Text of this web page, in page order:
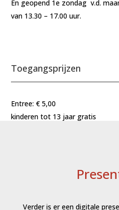
En geopend 1e zondag v.d.
van 13.30 – 17.00 uur.
Toegangsprijzen
Entree: € 5,00
kinderen tot 13 jaar gratis
Verder is er een digitale